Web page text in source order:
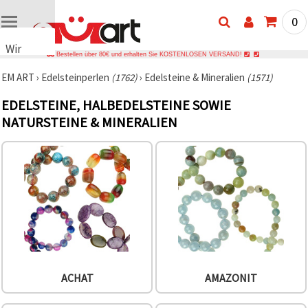
Wir
Cookies
verwenden
Cookies
und
ähnliche
Technologien,
um das
ordnungsgemäße
Funktionieren
der Website
sicherzustellen,
Nutzungserlebnis
verbessern
den
0
Bestellen über 80€ und erhalten Sie KOSTENLOSEN VERSAND!
EM ART › Edelsteinperlen (1762)› Edelsteine & Mineralien (1571)
EDELSTEINE, HALBEDELSTEINE SOWIE
NATURSTEINE & MINERALIEN
ACHAT AMAZONIT